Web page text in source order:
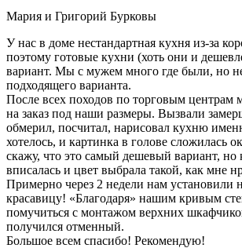
Мария и Григорий Бурковы
У нас в доме нестандартная кухня из-за
поэтому готовые кухни (хоть они и
вариант. Мы с мужем много где были, но
подходящего варианта.
После всех походов по торговым центрам
на заказ под наши размеры. Вызвали
обмерил, посчитал, нарисовал кухню
хотелось, и картинка в голове сложилась
скажу, что это самый дешевый вариант, но
вписалась и цвет выбрала такой, как мне
Примерно через 2 недели нам установили
красавицу! «Благодаря» нашим кривым
помучиться с монтажом верхних
получился отменный.
Большое всем спасибо! Рекомендую!